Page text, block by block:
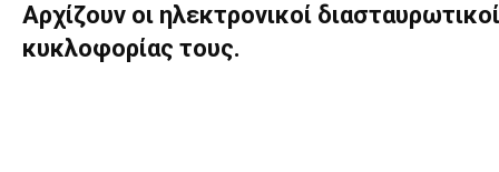
Αρχίζουν οι ηλεκτρονικοί
κυκλοφορίας τους.